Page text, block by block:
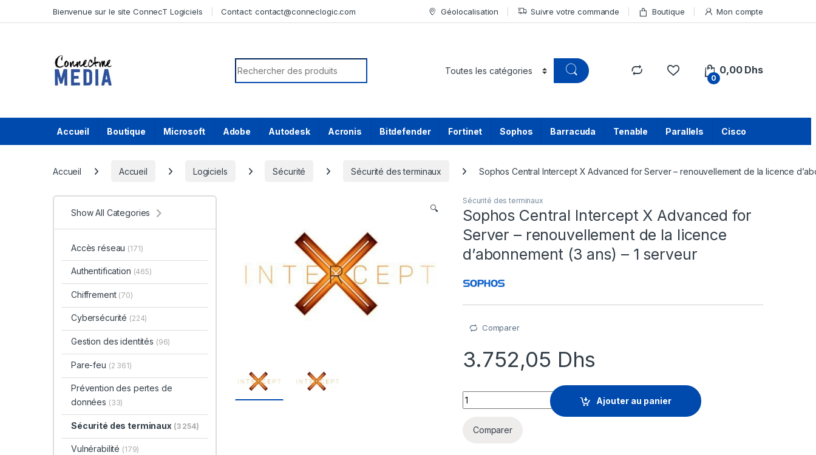
Bienvenue sur le site ConnecT Logiciels Contact:contact@conneclogic.com Géolocalisation Suivre votre commande Boutique Mon compte
Search for:
0
0,00 Dhs
Accueil Boutique Microsoft Adobe Autodesk Acronis Bitdefender Fortinet Sophos Barracuda Tenable Parallels Cisco
Accueil Accueil Logiciels Sécurité Sécurité des terminaux Sophos Central Intercept X Advanced for Server – renouvellement de la licence
🔍
Sécurité des terminaux
Sophos Central Intercept X Advanced for
Server – renouvellement de la licence
d’abonnement (3 ans) – 1 serveur
Comparer
3.752,05 Dhs
Sophos Central Intercept X Advanced for Server - renouvellement de la licence
Ajouter au panier
Comparer
Show All Categories
Accès réseau (171)
Authentification (465)
Chiffrement (70)
Cybersécurité (224)
Gestion des identités (96)
Pare-feu (2 361)
Prévention des pertes de
données (33)
Sécurité des terminaux (3 254)
Vulnérabilité (179)